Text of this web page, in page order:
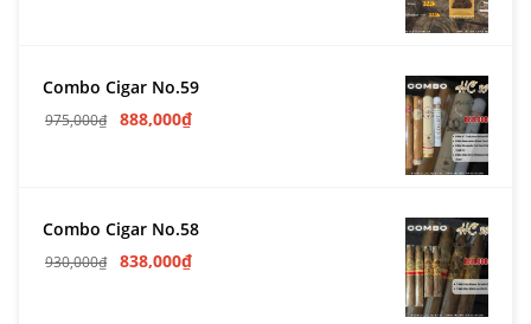
Combo Cigar No.59
975,000₫ 888,000₫
Combo Cigar No.58
930,000₫ 838,000₫